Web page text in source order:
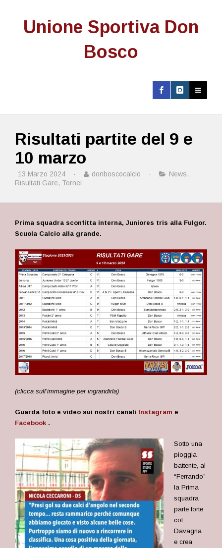
Unione Sportiva Don
Bosco
Risultati partite del 9 e
10 marzo
13 Marzo 2024 · donboscocalcio · News,
Risultati Gare, Tornei
Prima squadra sconfitta interna, Juniores tris alla Fulgor.
Scuola Calcio alla grande.
(clicca sull’immagine per ingrandirla)
Guarda foto e video sui nostri canali Instagram e
Facebook .
Sotto una
pioggia
battente, al
“Ferrando”
la Prima
squadra
parte forte
col
Davagna
e crea